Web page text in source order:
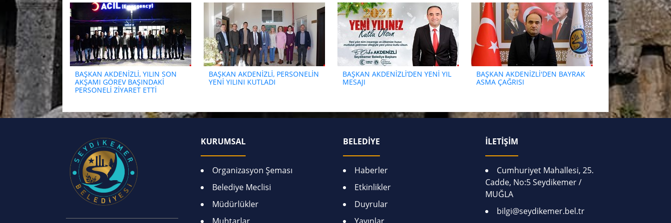
BAŞKAN AKDENİZLİ, YILIN SON
AKŞAMI GÖREV BAŞINDAKİ
PERSONELİ ZİYARET ETTİ
BAŞKAN AKDENİZLİ, PERSONELİN
YENİ YILINI KUTLADI
BAŞKAN AKDENİZLİ’DEN YENİ YIL
MESAJI
BAŞKAN AKDENİZLİ'DEN BAYRAK
ASMA ÇAĞRISI
KURUMSAL
Organizasyon Şeması
Belediye Meclisi
Müdürlükler
BELEDİYE
Haberler
Etkinlikler
Duyrular
İLETİŞİM
Cumhuriyet Mahallesi, 25.
Cadde, No:5 Seydikemer /
MUĞLA
bilgi@seydikemer.bel.tr